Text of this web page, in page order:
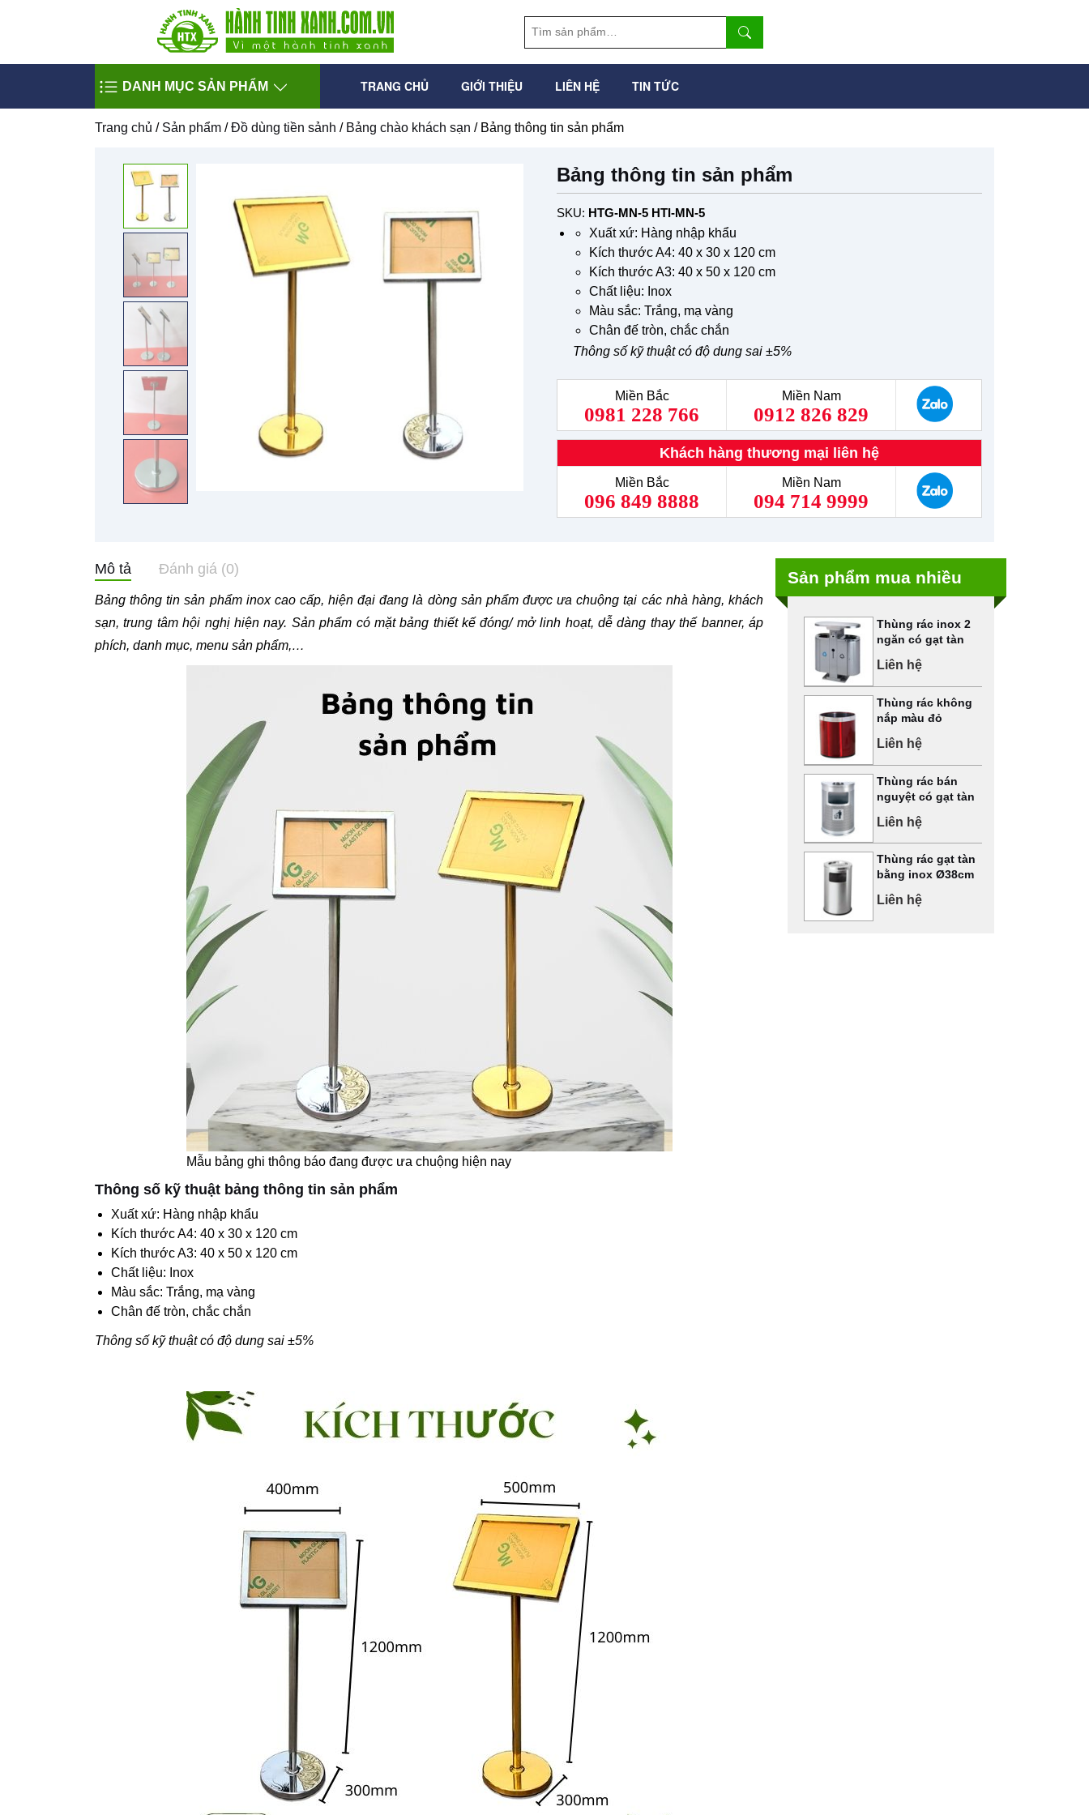
DANH MỤC SẢN PHẨM TRANG CHỦ GIỚI THIỆU LIÊN HỆ TIN TỨC
Trang chủ / Sản phẩm /Đồ dùng tiền sảnh / Bảng chào khách sạn / Bảng thông tin sản phẩm
Bảng thông tin sản phẩm
SKU: HTG-MN-5 HTI-MN-5
Xuất xứ: Hàng nhập khẩu
Kích thước A4: 40 x 30 x 120 cm
Kích thước A3: 40 x 50 x 120 cm
Chất liệu: Inox
Màu sắc: Trắng, mạ vàng
Chân đế tròn, chắc chắn
Thông số kỹ thuật có độ dung sai ±5%
Miền Bắc
0981 228 766
Miền Nam
0912 826 829
Khách hàng thương mại liên hệ
Miền Bắc
096 849 8888
Miền Nam
094 714 9999
Mô tả Đánh giá (0)
Bảng thông tin sản phẩm inox cao cấp, hiện đại đang là dòng sản phẩm được ưa chuộng tại các nhà hàng, khách
sạn, trung tâm hội nghị hiện nay. Sản phẩm có mặt bảng thiết kế đóng/ mở linh hoạt, dễ dàng thay thế banner, áp
phích, danh mục, menu sản phẩm,…
Mẫu bảng ghi thông báo đang được ưa chuộng hiện nay
Thông số kỹ thuật bảng thông tin sản phẩm
Xuất xứ: Hàng nhập khẩu
Kích thước A4: 40 x 30 x 120 cm
Kích thước A3: 40 x 50 x 120 cm
Chất liệu: Inox
Màu sắc: Trắng, mạ vàng
Chân đế tròn, chắc chắn
Thông số kỹ thuật có độ dung sai ±5%
Sản phẩm mua nhiều
Thùng rác inox 2
ngăn có gạt tàn
Liên hệ
Thùng rác không
nắp màu đỏ
Liên hệ
Thùng rác bán
nguyệt có gạt tàn
Liên hệ
Thùng rác gạt tàn
bằng inox Ø38cm
Liên hệ